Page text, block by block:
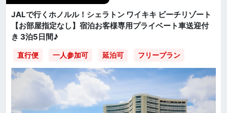
JALで行くホノルル！シェラトン ワイキキ ビーチリゾート
【お部屋指定なし】宿泊お客様専用プライベート車送迎付
き 3泊5日間♪
直行便 一人参加可 延泊可 フリープラン